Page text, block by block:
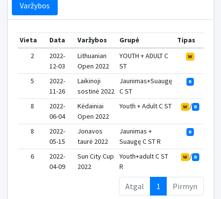
Varžybos
Vieta Data Varžybos Grupė Tipas
2
2022-
12-03
Lithuanian
Open 2022
YOUTH + ADULT C
ST
W
5
2022-
11-26
Laikinoji
sostinė 2022
Jaunimas+Suaugę
C ST
R
8
2022-
06-04
Kėdainiai
Open 2022
Youth + Adult C ST W / R
8
2022-
05-15
Jonavos
taurė 2022
Jaunimas +
Suaugę C ST R
R
6
2022-
04-09
Sun City Cup
2022
Youth+adult C ST
R
W / R
Atgal 1 Pirmyn